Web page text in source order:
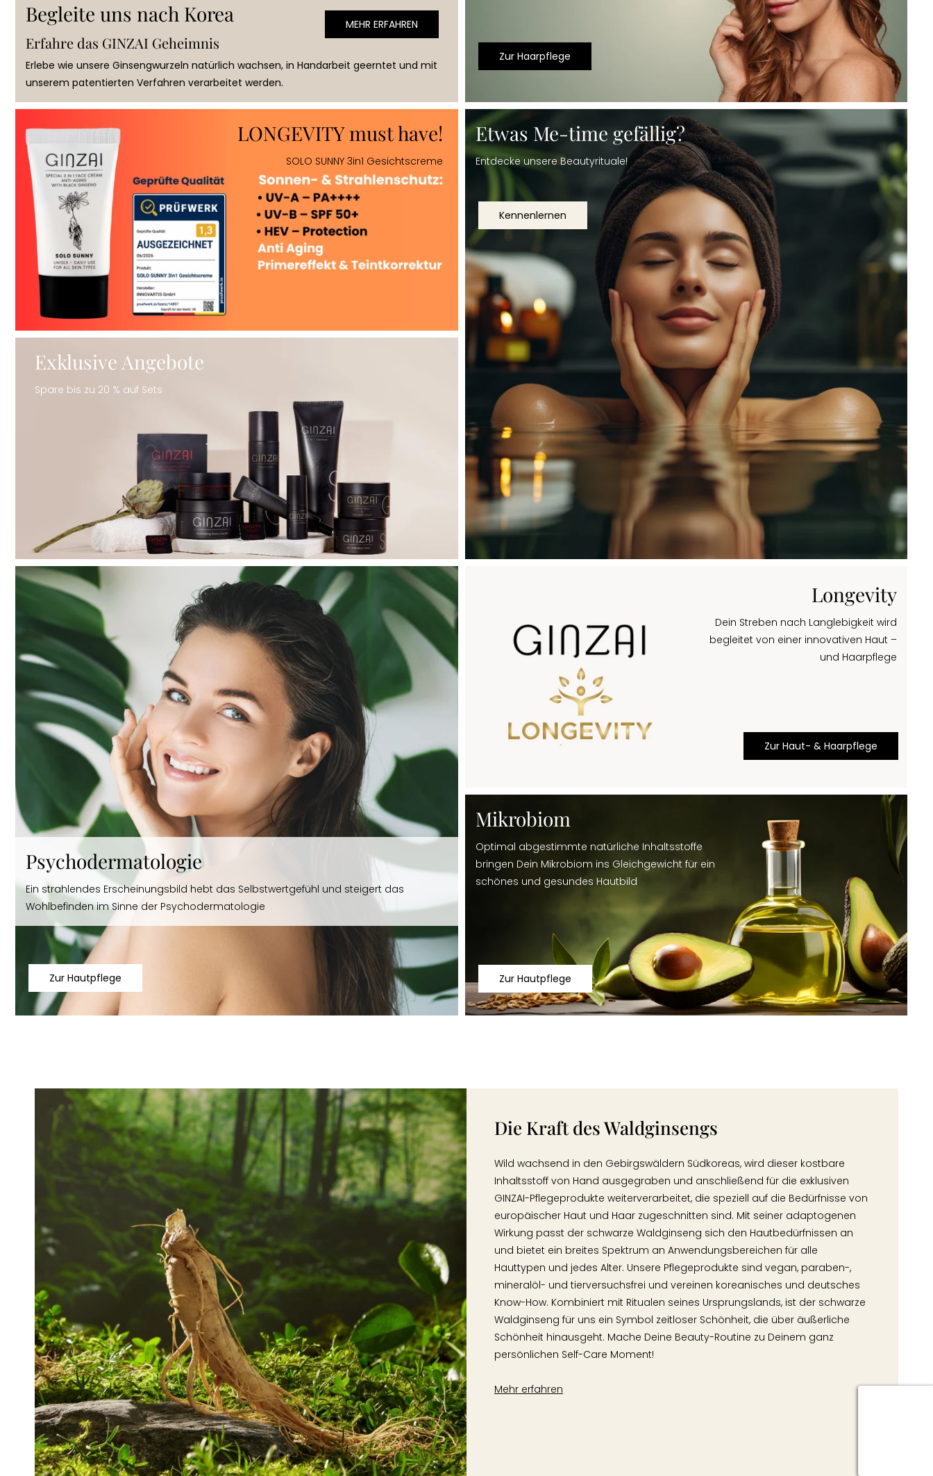
Begleite uns nach Korea
Erfahre das GINZAI Geheimnis
Erlebe wie unsere Ginsengwurzeln natürlich wachsen, in Handarbeit geerntet und mit
unserem patentierten Verfahren verarbeitet werden.
MEHR ERFAHREN
Zur Haarpflege
LONGEVITY must have!
SOLO SUNNY 3in1 Gesichtscreme
Exklusive Angebote
Spare bis zu 20 % auf Sets
Etwas Me-time gefällig?
Entdecke unsere Beautyrituale!
Kennenlernen
Psychodermatologie
Ein strahlendes Erscheinungsbild hebt das Selbstwertgefühl und steigert das
Wohlbefinden im Sinne der Psychodermatologie
Zur Hautpflege
Longevity
Dein Streben nach Langlebigkeit wird
begleitet von einer innovativen Haut –
und Haarpflege
Zur Haut- & Haarpflege
Mikrobiom
Optimal abgestimmte natürliche Inhaltsstoffe
bringen Dein Mikrobiom ins Gleichgewicht für ein
schönes und gesundes Hautbild
Zur Hautpflege
Die Kraft des Waldginsengs
Wild wachsend in den Gebirgswäldern Südkoreas, wird dieser kostbare
Inhaltsstoff von Hand ausgegraben und anschließend für die exklusiven
GINZAI-Pflegeprodukte weiterverarbeitet, die speziell auf die Bedürfnisse von
europäischer Haut und Haar zugeschnitten sind. Mit seiner adaptogenen
Wirkung passt der schwarze Waldginseng sich den Hautbedürfnissen an
und bietet ein breites Spektrum an Anwendungsbereichen für alle
Hauttypen und jedes Alter. Unsere Pflegeprodukte sind vegan, paraben-,
mineralöl- und tierversuchsfrei und vereinen koreanisches und deutsches
Know-How. Kombiniert mit Ritualen seines Ursprungslands, ist der schwarze
Waldginseng für uns ein Symbol zeitloser Schönheit, die über äußerliche
Schönheit hinausgeht. Mache Deine Beauty-Routine zu Deinem ganz
persönlichen Self-Care Moment!
Mehr erfahren